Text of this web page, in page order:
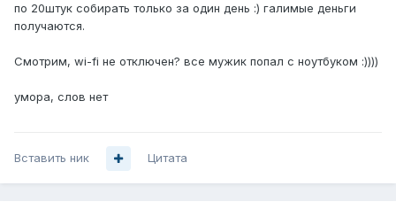
по 20штук собирать только за один день :) галимые деньги
получаются.
Смотрим, wi-fi не отключен? все мужик попал с ноутбуком :))))
умора, слов нет
Вставить ник Цитата